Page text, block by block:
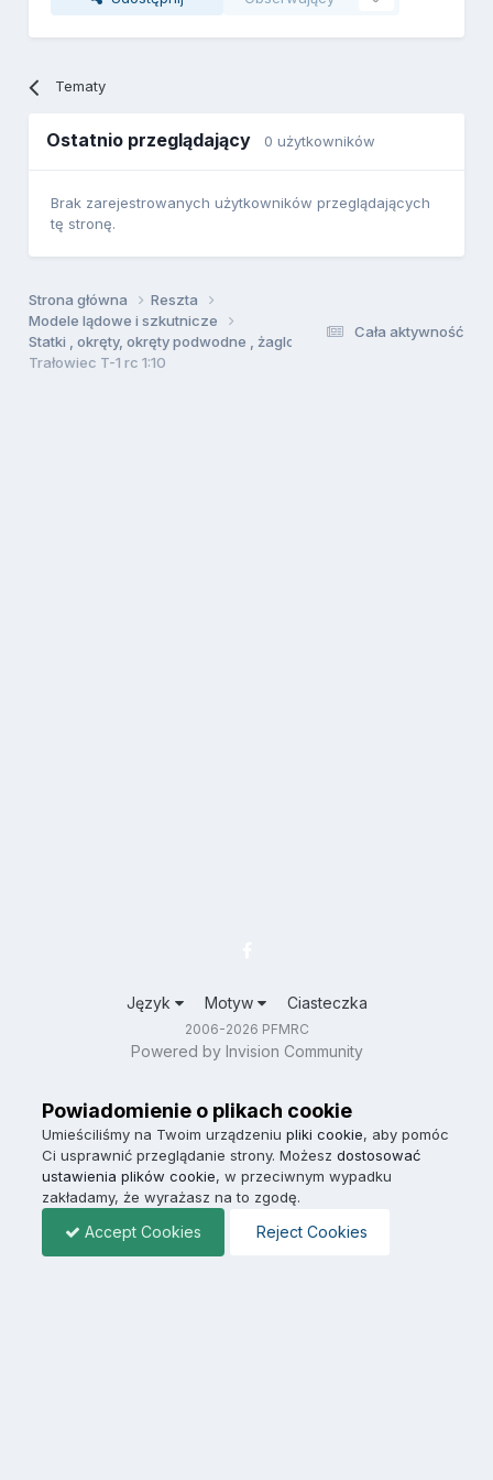
Tematy
Ostatnio przeglądający 0 użytkowników
Brak zarejestrowanych użytkowników przeglądających
tę stronę.
Cała aktywność
Strona główna
Reszta
Modele lądowe i szkutnicze
Statki , okręty, okręty podwodne , żaglowce
Trałowiec T-1 rc 1:10
Język Motyw Ciasteczka
2006-2026 PFMRC
Powered by Invision Community
Powiadomienie o plikach cookie
Umieściliśmy na Twoim urządzeniu pliki cookie, aby pomóc
Ci usprawnić przeglądanie strony. Możesz dostosować
ustawienia plików cookie, w przeciwnym wypadku
zakładamy, że wyrażasz na to zgodę.
Accept Cookies Reject Cookies